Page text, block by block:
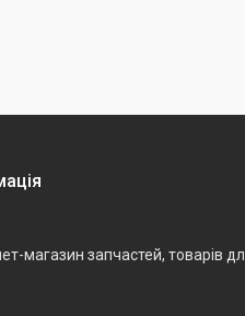
магазин запчастей, товарів